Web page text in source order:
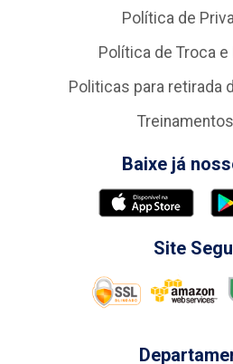
Política de
Política de Troca
Politicas para retirada
Baixe já
Site